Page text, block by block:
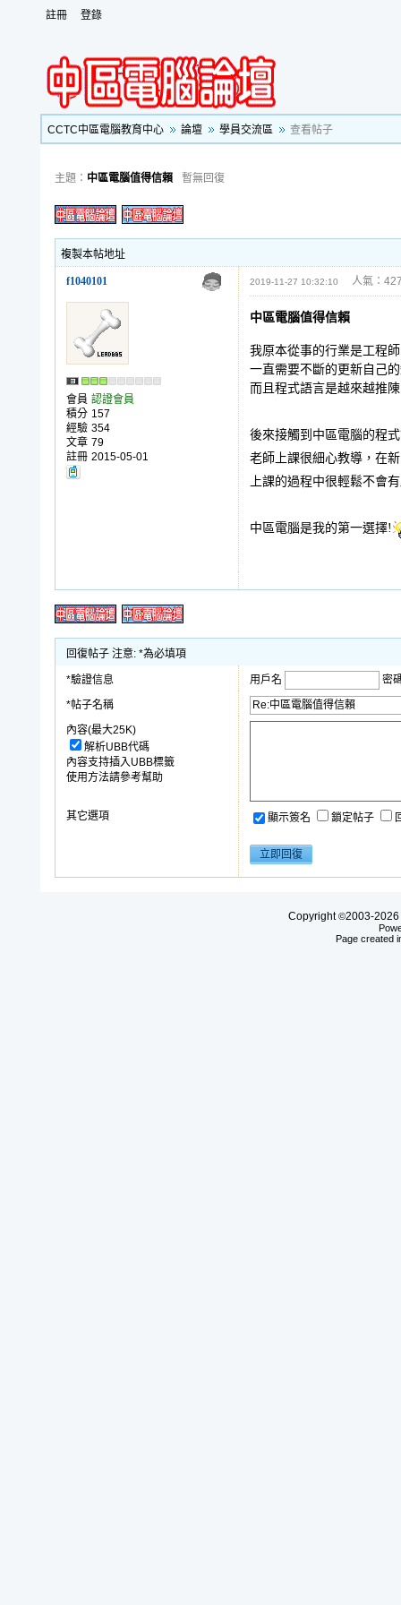
註冊 登錄
CCTC中區電腦教育中心 論壇 學員交流區 查看帖子
主題： 中區電腦值得信賴 暫無回復
複製本帖地址
f1040101 2019-11-27 10:32:10 人氣：
會員 認證會員
積分 157
經驗 354
文章 79
註冊 2015-05-01
中區電腦值得信賴
我原本從事的行業是工程師
一直需要不斷的更新自己
而且程式語言是越來越推
後來接觸到中區電腦的程
老師上課很細心教導，在
上課的過程中很輕鬆不會
中區電腦是我的第一選擇!
回復帖子 注意: *為必填項
*驗證信息 用戶名
密
*帖子名稱
內容(最大25K)
解析UBB代碼
內容支持插入UBB標籤
使用方法請參考幫助
其它選項 顯示簽名 鎖定帖子
Copyright©2003-2026
Page created